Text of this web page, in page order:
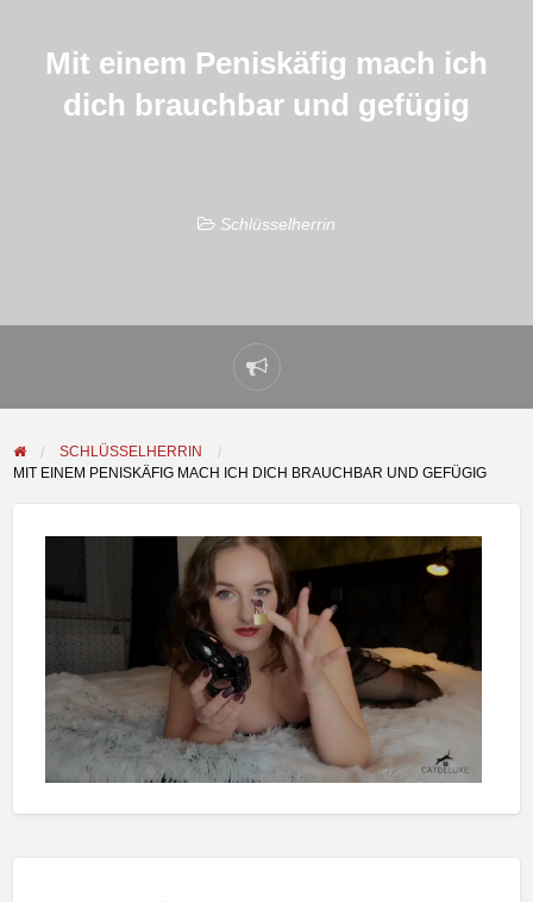
Mit einem Peniskäfig mach ich
dich brauchbar und gefügig
Schlüsselherrin
Problem
melden
SCHLÜSSELHERRIN
MIT EINEM PENISKÄFIG MACH ICH DICH BRAUCHBAR UND GEFÜGIG